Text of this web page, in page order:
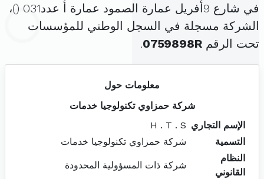
في شارع 9أفريل عمارة الصمود عمارة أ عدد031 (
)،
الشركة مسجلة في السجل الوطني للمؤسسات
تحت الرقم 0759898R
.
معلومات حول
شركة حمزاوي تكنولوجيا خدمات
الإسم التجاري H . T . S
التسمية
شركة حمزاوي تكنولوجيا خدمات
النظام
القانوني
شركة ذات المسؤولية المحدودة